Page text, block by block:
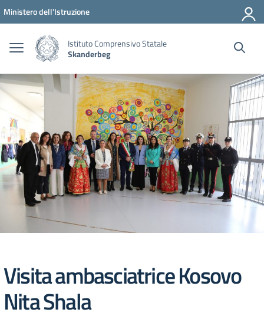
Vai ai contenuti
Vai al menu di navigazione
Vai al footer
Ministero dell'Istruzione
Istituto Comprensivo Statale
Skanderbeg
Visita ambasciatrice Kosovo
Nita Shala